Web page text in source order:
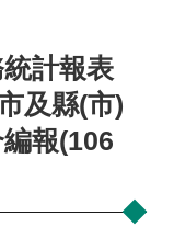
計報表
及縣(市)
報(106